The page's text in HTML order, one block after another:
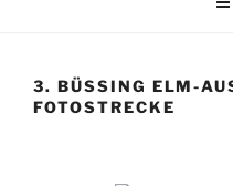
3. BÜSSING ELM-
FOTOSTRECKE